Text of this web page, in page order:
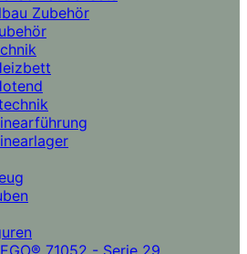
Zubehör
71052 - Serie 29